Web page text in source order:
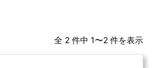
全 2 件中 1〜2 件を表示